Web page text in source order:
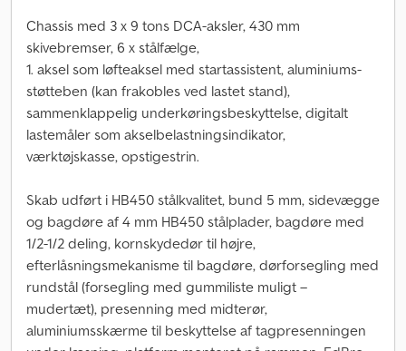
Chassis med 3 x 9 tons DCA-aksler, 430 mm
skivebremser, 6 x stålfælge,
1. aksel som løfteaksel med startassistent, aluminiums-
støtteben (kan frakobles ved lastet stand),
sammenklappelig underkøringsbeskyttelse, digitalt
lastemåler som akselbelastningsindikator,
værktøjskasse, opstigestrin.
Skab udført i HB450 stålkvalitet, bund 5 mm, sidevægge
og bagdøre af 4 mm HB450 stålplader, bagdøre med
1/2-1/2 deling, kornskydedør til højre,
efterlåsningsmekanisme til bagdøre, dørforsegling med
rundstål (forsegling med gummiliste muligt –
mudertæt), presenning med midterør,
aluminiumsskærme til beskyttelse af tagpresenningen